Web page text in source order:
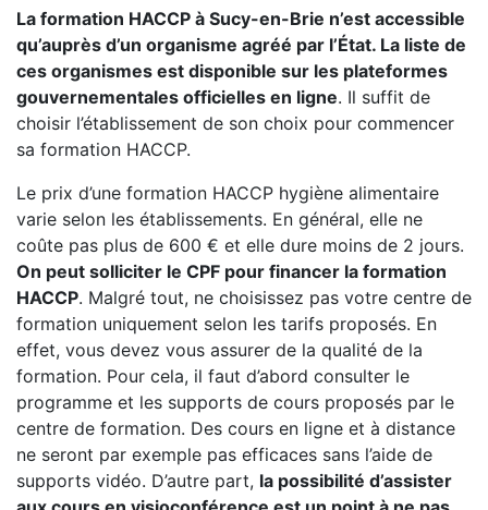
La formation HACCP à Sucy-en-Brie n’est accessible
qu’auprès d’un organisme agréé par l’État. La liste de
ces organismes est disponible sur les plateformes
gouvernementales officielles en ligne. Il suffit de
choisir l’établissement de son choix pour commencer
sa formation HACCP.
Le prix d’une formation HACCP hygiène alimentaire
varie selon les établissements. En général, elle ne
coûte pas plus de 600 € et elle dure moins de 2 jours.
On peut solliciter le CPF pour financer la formation
HACCP. Malgré tout, ne choisissez pas votre centre de
formation uniquement selon les tarifs proposés. En
effet, vous devez vous assurer de la qualité de la
formation. Pour cela, il faut d’abord consulter le
programme et les supports de cours proposés par le
centre de formation. Des cours en ligne et à distance
ne seront par exemple pas efficaces sans l’aide de
supports vidéo. D’autre part, la possibilité d’assister